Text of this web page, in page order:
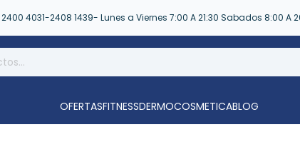
2400 4031-2408 1439- Lunes a Viernes 7:00 A 21:30 Sabados 8:00 A
OFERTASFITNESSDERMOCOSMETICABLOG